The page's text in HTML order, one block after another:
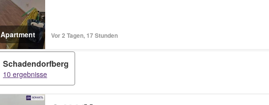
Apartment Vor 2 Tagen, 17 Stunden
Schadendorfberg
10 ergebnisse